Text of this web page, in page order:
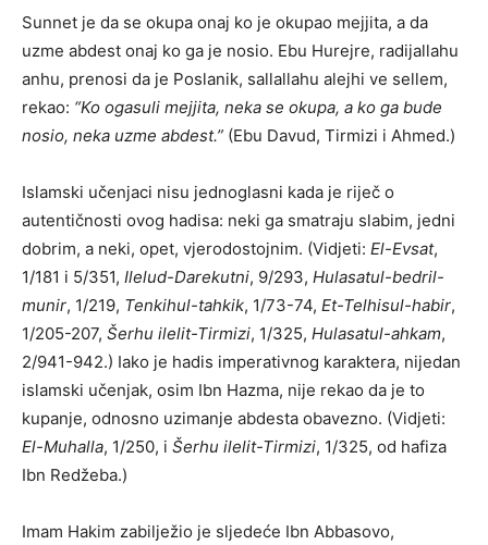
Sunnet je da se okupa onaj ko je okupao mejjita, a da
uzme abdest onaj ko ga je nosio. Ebu Hurejre, radijallahu
anhu, prenosi da je Poslanik, sallallahu alejhi ve sellem,
rekao: “Ko ogasuli mejjita, neka se okupa, a ko ga bude
nosio, neka uzme abdest.” (Ebu Davud, Tirmizi i Ahmed.)
Islamski učenjaci nisu jednoglasni kada je riječ o
autentičnosti ovog hadisa: neki ga smatraju slabim, jedni
dobrim, a neki, opet, vjerodostojnim. (Vidjeti: El-Evsat,
1/181 i 5/351, Ilelud-Darekutni, 9/293, Hulasatul-bedril-
munir, 1/219, Tenkihul-tahkik, 1/73-74, Et-Telhisul-habir,
1/205-207, Šerhu ilelit-Tirmizi, 1/325, Hulasatul-ahkam,
2/941-942.) Iako je hadis imperativnog karaktera, nijedan
islamski učenjak, osim Ibn Hazma, nije rekao da je to
kupanje, odnosno uzimanje abdesta obavezno. (Vidjeti:
El-Muhalla, 1/250, i Šerhu ilelit-Tirmizi, 1/325, od hafiza
Ibn Redžeba.)
Imam Hakim zabilježio je sljedeće Ibn Abbasovo,